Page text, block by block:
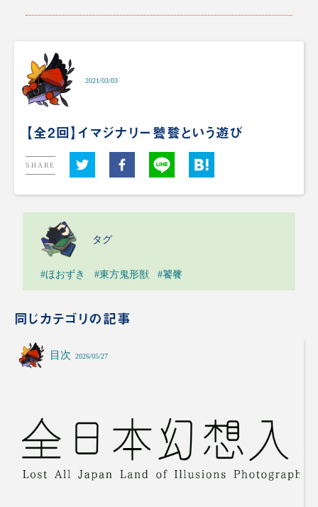
2021/03/03
【全2回】イマジナリー饕餮という遊び
SHARE
タグ
#ほおずき #東方鬼形獣 #饕餮
同じカテゴリの記事
目次 2026/05/27